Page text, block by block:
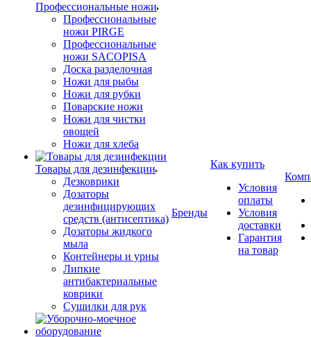
Профессиональные ножи
Профессиональные
ножи PIRGE
Профессиональные
ножи SACOPISA
Доска разделочная
Ножи для рыбы
Ножи для рубки
Поварские ножи
Ножи для чистки
овощей
Ножи для хлеба
Товары для дезинфекции
Дезковрики
Дозаторы
дезинфицирующих
средств (антисептика)
Дозаторы жидкого
мыла
Контейнеры и урны
Липкие
антибактериальные
коврики
Сушилки для рук
Бренды
Как купить
Условия
оплаты
Условия
доставки
Гарантия
на товар